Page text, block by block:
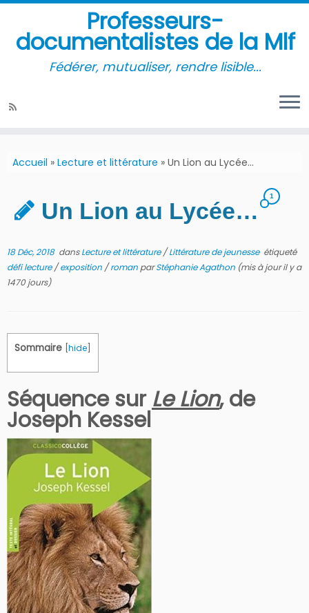
Professeurs-
documentalistes de la Mlf
Fédérer, mutualiser, rendre lisible...
Accueil » Lecture et littérature » Un Lion au Lycée…
Un Lion au Lycée…
1
18 Déc, 2018dansLecture et littérature/Littérature de jeunesse étiqueté
défi lecture/exposition /roman parStéphanie Agathon (mis à jour il y a
1470 jours)
Sommaire hide
Séquence sur Le Lion, de
Joseph Kessel